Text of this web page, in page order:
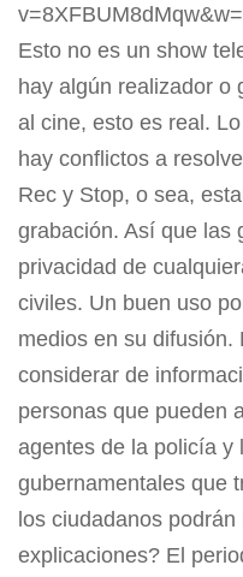
Esto no es un show
hay algún realizador o
al cine, esto es real.
hay conflictos a
Rec y Stop, o sea,
grabación. Así que las
privacidad de
civiles. Un buen uso
medios en su
considerar de
personas que pueden
agentes de la policía y
gubernamentales que
los ciudadanos
explicaciones? El